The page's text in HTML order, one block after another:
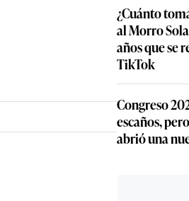
¿Cuánto
al Morro
años que se
TikTok
Congreso
escaños,
abrió una